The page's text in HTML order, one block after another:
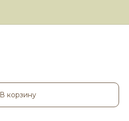
В корзину